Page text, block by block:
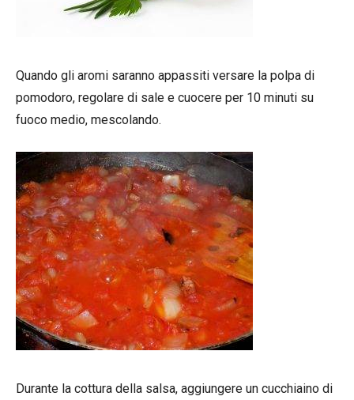
Quando gli aromi saranno appassiti versare la polpa di
pomodoro, regolare di sale e cuocere per 10 minuti su
fuoco medio, mescolando.
Durante la cottura della salsa, aggiungere un cucchiaino di